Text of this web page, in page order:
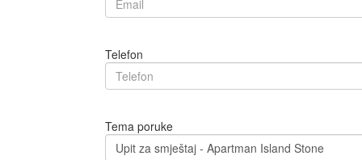
Telefon
Tema poruke